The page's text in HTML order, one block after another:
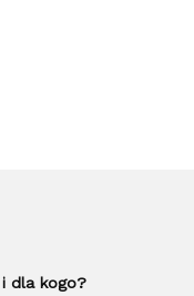
dla kogo?